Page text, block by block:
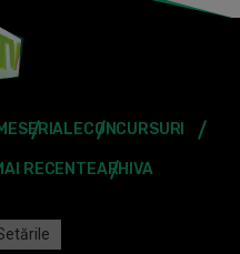
SERIALECONCURSURI
RECENTEARHIVA